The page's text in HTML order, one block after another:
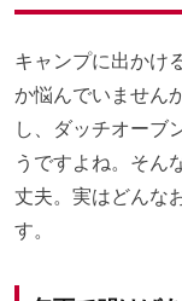
キャンプに出かけ
か悩んでいません
し、ダッチオーブ
うですよね。そん
丈夫。実はどんな
す。